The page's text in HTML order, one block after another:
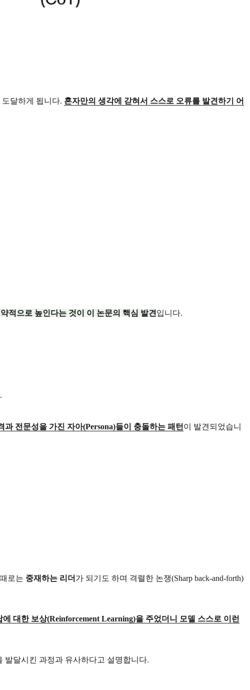
달하게 됩니다. 혼자만의 생각에 갇혀서 스스로 오류를 발견하기 어
적으로 높인다는 것이 이 논문의 핵심 발견입니다.
과 전문성을 가진 자아(Persona)들이 충돌하는 패턴 이 발견되었습니
로는 중재하는 리더 가 되기도 하며 격렬한 논쟁(Sharp back-and-forth)
대한 보상(Reinforcement Learning)을 주었더니 모델 스스로 이런
발달시킨 과정과 유사하다고 설명합니다.